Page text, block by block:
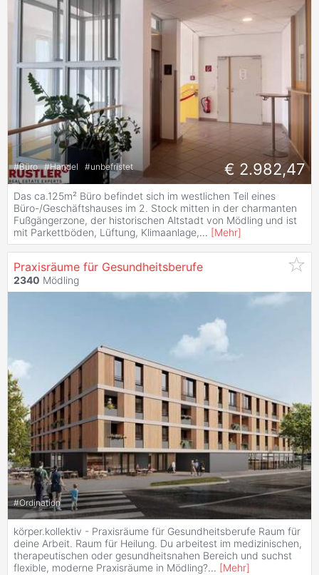
#Büro #Handel #unbefristet € 2.982,47
Das ca.125m² Büro befindet sich im westlichen Teil eines
Büro-/Geschäftshauses im 2. Stock mitten in der charmanten
Fußgängerzone, der historischen Altstadt von Mödling und ist
mit Parkettböden, Lüftung, Klimaanlage,... [Mehr]
Praxisräume für Gesundheitsberufe
2340 Mödling
#Ordination
körper.kollektiv - Praxisräume für Gesundheitsberufe Raum für
deine Arbeit. Raum für Heilung. Du arbeitest im medizinischen,
therapeutischen oder gesundheitsnahen Bereich und suchst
flexible, moderne Praxisräume in Mödling?... [Mehr]